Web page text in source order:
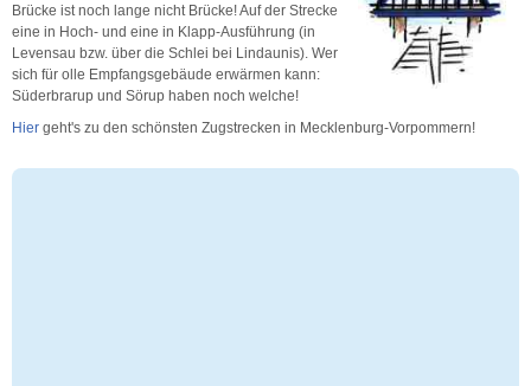
Brücke ist noch lange nicht Brücke! Auf der Strecke
eine in Hoch- und eine in Klapp-Ausführung (in
Levensau bzw. über die Schlei bei Lindaunis). Wer
sich für olle Empfangsgebäude erwärmen kann:
Süderbrarup und Sörup haben noch welche!
Hier geht's zu den schönsten Zugstrecken in Mecklenburg-Vorpommern!